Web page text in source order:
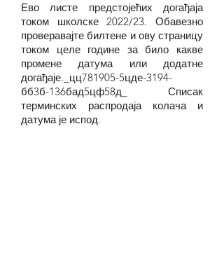
Ево листе предстојећих догађаја
током школске 2022/23. Обавезно
проверавајте билтене и ову страницу
током целе године за било какве
промене датума или додатне
догађаје._цц781905-5цде-3194-
бб3б-136бад5цф58д_ Списак
терминских распродаја колача и
датума је испод.